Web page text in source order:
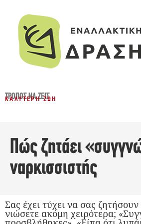
ΤΡΌΠΟΣ ΝΑ ΖΕΙΣ
ΚΑΛΎΤΕΡΗ ΖΩΉ
Πώς ζητάει
ναρκισσιστής
Σας έχει τύχει να σας
νιώσετε ακόμη χειρότερα;